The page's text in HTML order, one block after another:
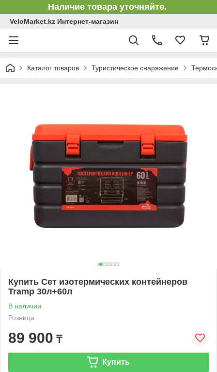
Наличие товара уточняйте.
VeloMarket.kz Интернет-магазин
Каталог товаров Туристическое снаряжение
Купить Сет изотермических контейнеров
Tramp 30л+60л
В наличии
Розница
89 900 ₸
Купить